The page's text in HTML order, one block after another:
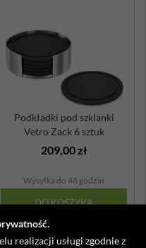
realizacji usługi zgodnie z
Podkładki pod szklanki
Vetro Zack 6 sztuk
209,00 zł
Wysyłka do 48 godzin
DO KOSZYKA